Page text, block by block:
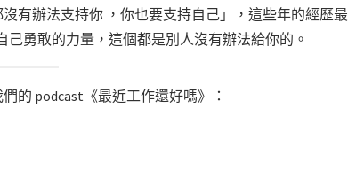
有辦法支持你 ，你也要支持自己」，這些年的經歷最
勇敢的力量，這個都是別人沒有辦法給你的。
的 podcast《最近工作還好嗎》：